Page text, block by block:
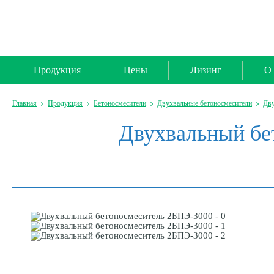
Продукция Цены Лизинг О
Главная Продукция Бетоносмесители Двухвальные бетоносмесители
Двухвальный